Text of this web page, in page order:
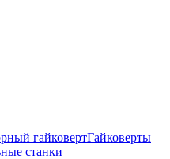
Гайковерты
станки